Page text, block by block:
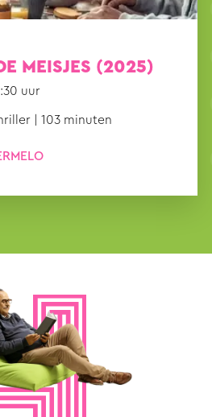
MEISJES (2025)
uur
| 103 minuten